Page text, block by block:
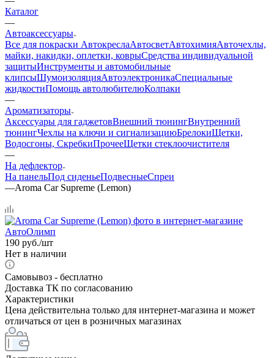
Каталог
—
Автоаксессуары
Все для покраски АвтокреслаАвтосветАвтохимияАвточехлы,
майки, накидки, оплетки, коврыСредства индивидуальной
защитыИнструменты и автомобильные
клипсыШумоизоляцияАвтоэлектроникаСпециальные
жидкостиПомощь автолюбителюКолпаки
—
Ароматизаторы
Аксессуары для гаджетовВнешний тюнингВнутренний
тюнингЧехлы на ключи и сигнализациюБрелокиЩетки,
Водосгоны, СкребкиПрочееЩетки стеклоочистителя
—
На дефлектор
На панельПод сиденьеПодвесныеСпреи
—Aroma Car Supreme (Lemon)
190 руб./шт
Нет в наличии
Самовывоз - бесплатно
Доставка ТК по согласованию
Характеристики
Цена действительна только для интернет-магазина и может
отличаться от цен в розничных магазинах